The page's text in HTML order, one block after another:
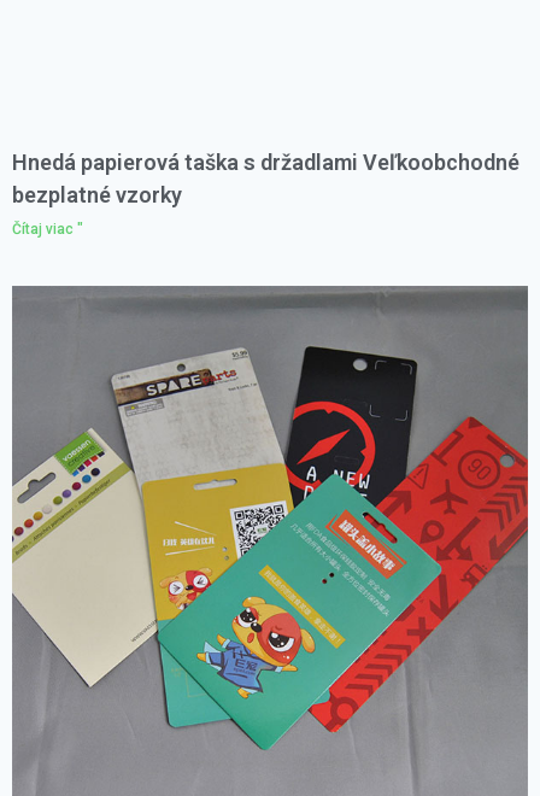
Hnedá papierová taška s držadlami Veľkoobchodné
bezplatné vzorky
Čítaj viac "